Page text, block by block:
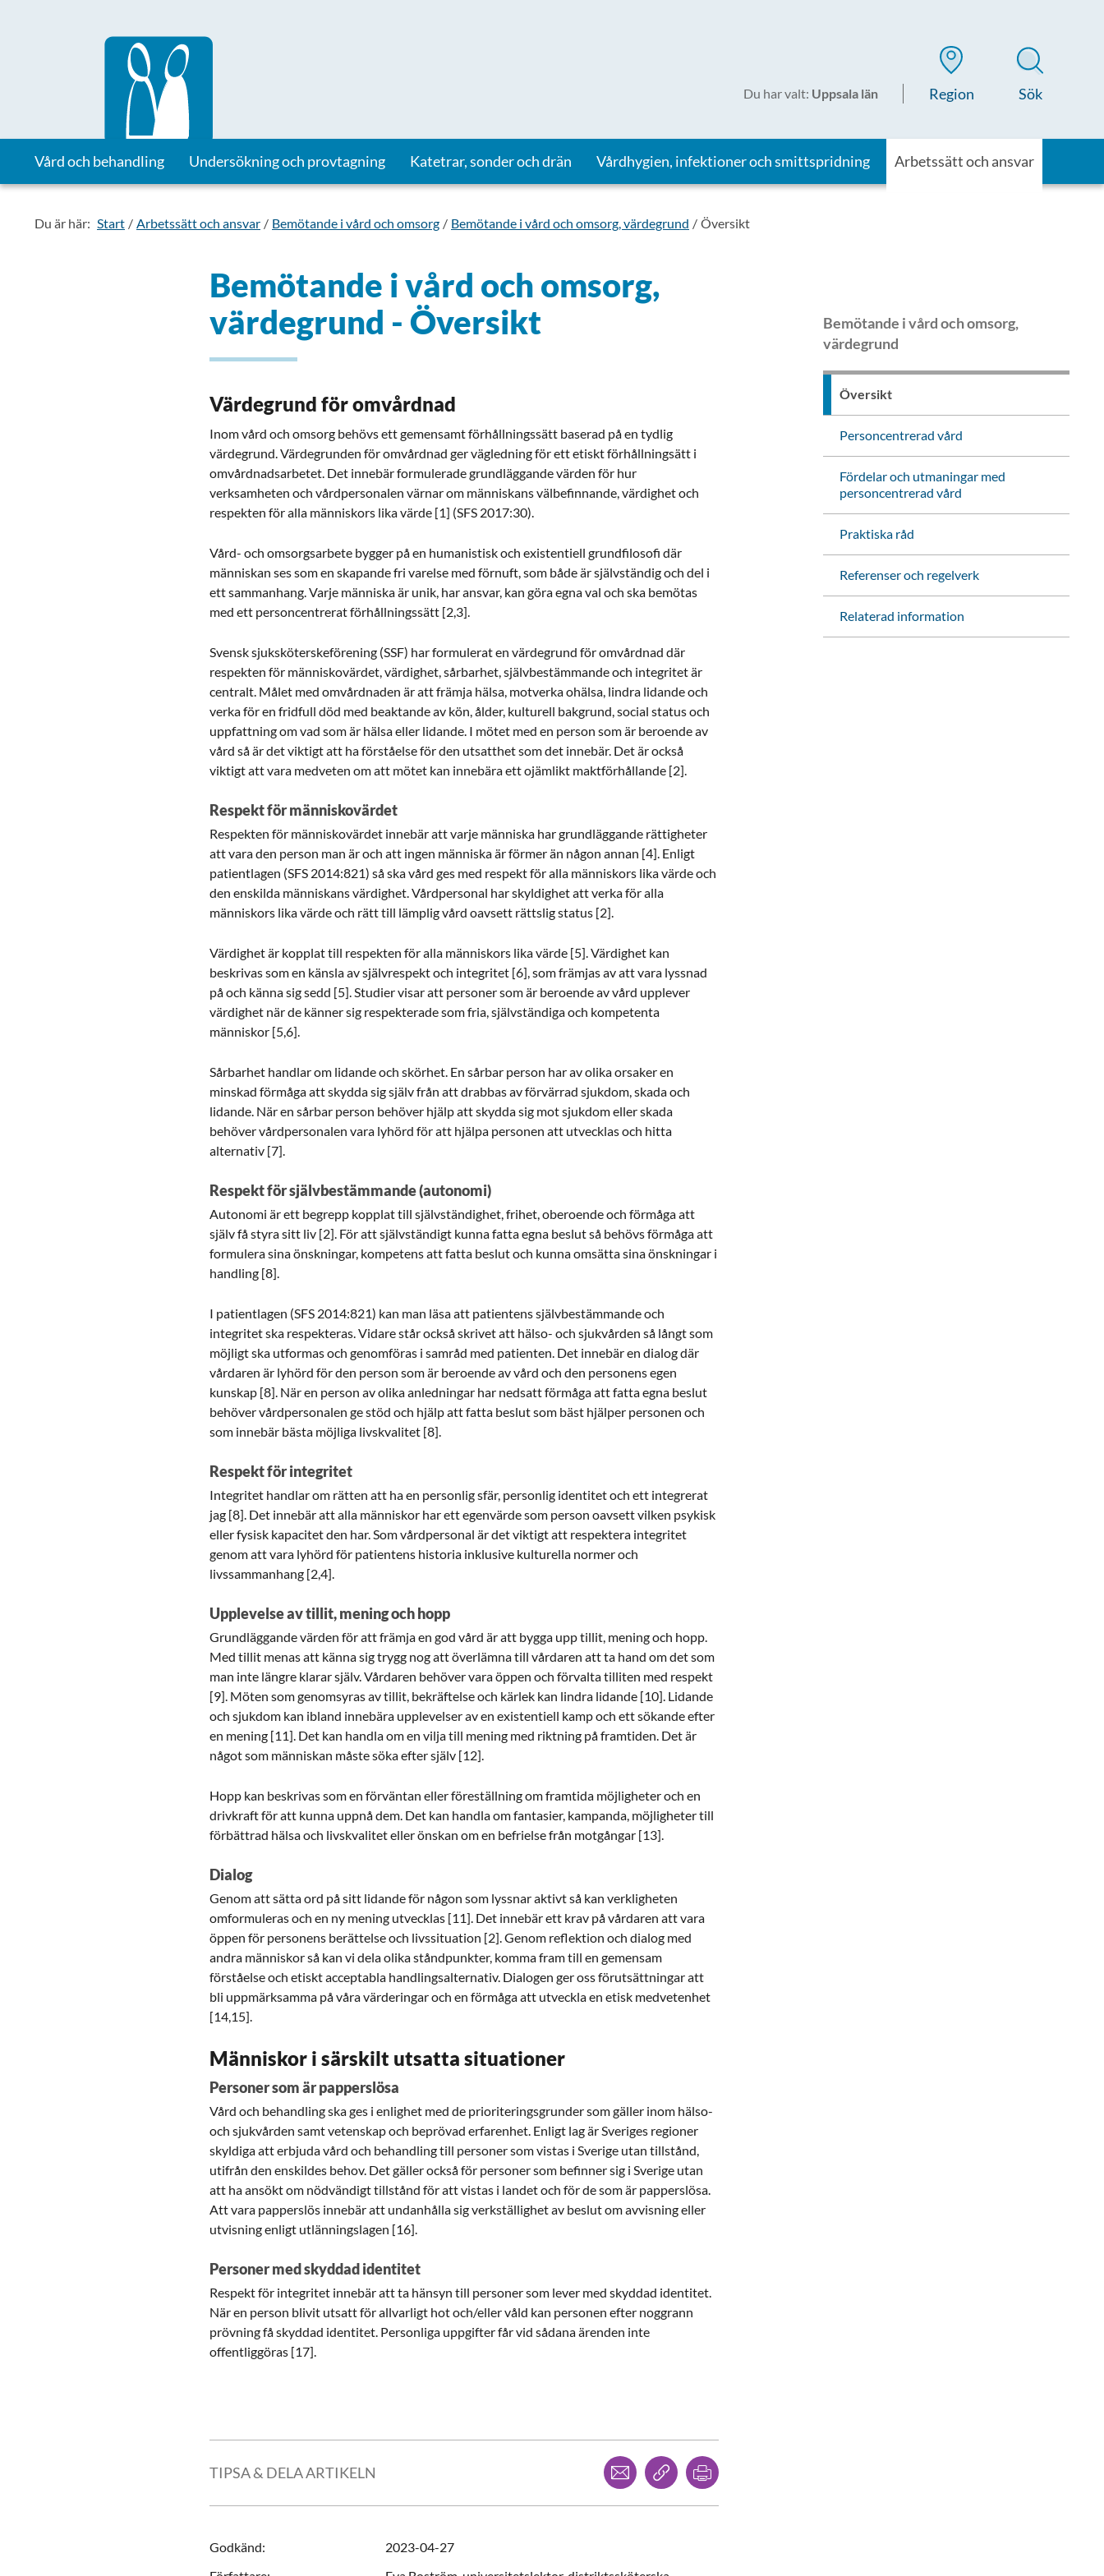
Till startsidan för Vårdhandboken
Du har valt: Uppsala län Region Sök
Vård och behandling Undersökning och provtagning Katetrar, sonder och drän Vårdhygien, infektioner och smittspridning Arbetssätt och ansvar
Du är här: Start Arbetssätt och ansvar Bemötande i vård och omsorg Bemötande i vård och omsorg, värdegrund Översikt
Bemötande i vård och omsorg,
värdegrund - Översikt
Värdegrund för omvårdnad
Inom vård och omsorg behövs ett gemensamt förhållningssätt baserad på en tydlig
värdegrund. Värdegrunden för omvårdnad ger vägledning för ett etiskt förhållningsätt i
omvårdnadsarbetet. Det innebär formulerade grundläggande värden för hur
verksamheten och vårdpersonalen värnar om människans välbefinnande, värdighet och
respekten för alla människors lika värde [1] (SFS 2017:30).
Vård- och omsorgsarbete bygger på en humanistisk och existentiell grundfilosofi där
människan ses som en skapande fri varelse med förnuft, som både är självständig och del i
ett sammanhang. Varje människa är unik, har ansvar, kan göra egna val och ska bemötas
med ett personcentrerat förhållningssätt [2,3].
Svensk sjuksköterskeförening (SSF) har formulerat en värdegrund för omvårdnad där
respekten för människovärdet, värdighet, sårbarhet, självbestämmande och integritet är
centralt. Målet med omvårdnaden är att främja hälsa, motverka ohälsa, lindra lidande och
verka för en fridfull död med beaktande av kön, ålder, kulturell bakgrund, social status och
uppfattning om vad som är hälsa eller lidande. I mötet med en person som är beroende av
vård så är det viktigt att ha förståelse för den utsatthet som det innebär. Det är också
viktigt att vara medveten om att mötet kan innebära ett ojämlikt maktförhållande [2].
Respekt för människovärdet
Respekten för människovärdet innebär att varje människa har grundläggande rättigheter
att vara den person man är och att ingen människa är förmer än någon annan [4]. Enligt
patientlagen (SFS 2014:821) så ska vård ges med respekt för alla människors lika värde och
den enskilda människans värdighet. Vårdpersonal har skyldighet att verka för alla
människors lika värde och rätt till lämplig vård oavsett rättslig status [2].
Värdighet är kopplat till respekten för alla människors lika värde [5]. Värdighet kan
beskrivas som en känsla av självrespekt och integritet [6], som främjas av att vara lyssnad
på och känna sig sedd [5]. Studier visar att personer som är beroende av vård upplever
värdighet när de känner sig respekterade som fria, självständiga och kompetenta
människor [5,6].
Sårbarhet handlar om lidande och skörhet. En sårbar person har av olika orsaker en
minskad förmåga att skydda sig själv från att drabbas av förvärrad sjukdom, skada och
lidande. När en sårbar person behöver hjälp att skydda sig mot sjukdom eller skada
behöver vårdpersonalen vara lyhörd för att hjälpa personen att utvecklas och hitta
alternativ [7].
Respekt för självbestämmande (autonomi)
Autonomi är ett begrepp kopplat till självständighet, frihet, oberoende och förmåga att
själv få styra sitt liv [2]. För att självständigt kunna fatta egna beslut så behövs förmåga att
formulera sina önskningar, kompetens att fatta beslut och kunna omsätta sina önskningar i
handling [8].
I patientlagen (SFS 2014:821) kan man läsa att patientens självbestämmande och
integritet ska respekteras. Vidare står också skrivet att hälso- och sjukvården så långt som
möjligt ska utformas och genomföras i samråd med patienten. Det innebär en dialog där
vårdaren är lyhörd för den person som är beroende av vård och den personens egen
kunskap [8]. När en person av olika anledningar har nedsatt förmåga att fatta egna beslut
behöver vårdpersonalen ge stöd och hjälp att fatta beslut som bäst hjälper personen och
som innebär bästa möjliga livskvalitet [8].
Respekt för integritet
Integritet handlar om rätten att ha en personlig sfär, personlig identitet och ett integrerat
jag [8]. Det innebär att alla människor har ett egenvärde som person oavsett vilken psykisk
eller fysisk kapacitet den har. Som vårdpersonal är det viktigt att respektera integritet
genom att vara lyhörd för patientens historia inklusive kulturella normer och
livssammanhang [2,4].
Upplevelse av tillit, mening och hopp
Grundläggande värden för att främja en god vård är att bygga upp tillit, mening och hopp.
Med tillit menas att känna sig trygg nog att överlämna till vårdaren att ta hand om det som
man inte längre klarar själv. Vårdaren behöver vara öppen och förvalta tilliten med respekt
[9]. Möten som genomsyras av tillit, bekräftelse och kärlek kan lindra lidande [10]. Lidande
och sjukdom kan ibland innebära upplevelser av en existentiell kamp och ett sökande efter
en mening [11]. Det kan handla om en vilja till mening med riktning på framtiden. Det är
något som människan måste söka efter själv [12].
Hopp kan beskrivas som en förväntan eller föreställning om framtida möjligheter och en
drivkraft för att kunna uppnå dem. Det kan handla om fantasier, kampanda, möjligheter till
förbättrad hälsa och livskvalitet eller önskan om en befrielse från motgångar [13].
Dialog
Genom att sätta ord på sitt lidande för någon som lyssnar aktivt så kan verkligheten
omformuleras och en ny mening utvecklas [11]. Det innebär ett krav på vårdaren att vara
öppen för personens berättelse och livssituation [2]. Genom reflektion och dialog med
andra människor så kan vi dela olika ståndpunkter, komma fram till en gemensam
förståelse och etiskt acceptabla handlingsalternativ. Dialogen ger oss förutsättningar att
bli uppmärksamma på våra värderingar och en förmåga att utveckla en etisk medvetenhet
[14,15].
Människor i särskilt utsatta situationer
Personer som är papperslösa
Vård och behandling ska ges i enlighet med de prioriteringsgrunder som gäller inom hälso-
och sjukvården samt vetenskap och beprövad erfarenhet. Enligt lag är Sveriges regioner
skyldiga att erbjuda vård och behandling till personer som vistas i Sverige utan tillstånd,
utifrån den enskildes behov. Det gäller också för personer som befinner sig i Sverige utan
att ha ansökt om nödvändigt tillstånd för att vistas i landet och för de som är papperslösa.
Att vara papperslös innebär att undanhålla sig verkställighet av beslut om avvisning eller
utvisning enligt utlänningslagen [16].
Personer med skyddad identitet
Respekt för integritet innebär att ta hänsyn till personer som lever med skyddad identitet.
När en person blivit utsatt för allvarligt hot och/eller våld kan personen efter noggrann
prövning få skyddad identitet. Personliga uppgifter får vid sådana ärenden inte
offentliggöras [17].
TIPSA & DELA ARTIKELN
Dela via mejlKopiera länk
Godkänd:
2023-04-27
Bemötande i vård och omsorg,
värdegrund
Översikt
Personcentrerad vård
Fördelar och utmaningar med
personcentrerad vård
Praktiska råd
Referenser och regelverk
Relaterad information